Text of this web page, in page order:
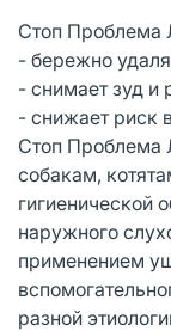
Стоп Проблема
- бережно
- снимает зуд и
- снижает риск
Стоп Проблема
собакам,
гигиенической
наружного
применением
разной